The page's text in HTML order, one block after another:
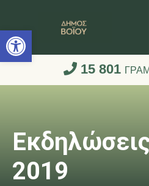
Ανοίξτε τη
15 801
2019